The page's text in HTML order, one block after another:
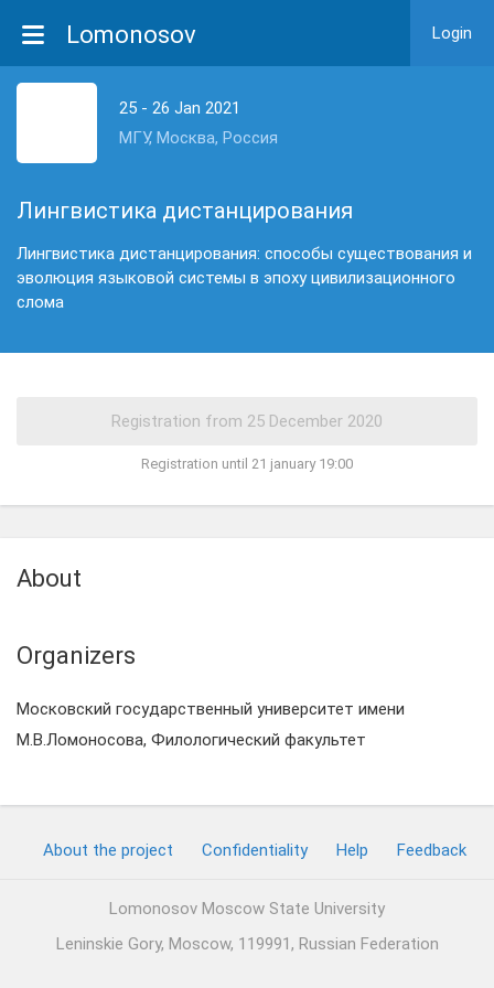
Lomonosov Login
25 - 26 Jan 2021
МГУ, Москва, Россия
Лингвистика дистанцирования
Лингвистика дистанцирования: способы существования и
эволюция языковой системы в эпоху цивилизационного
слома
Registration until 21 january 19:00
About
Organizers
Московский государственный университет имени
М.В.Ломоносова, Филологический факультет
About the project Confidentiality Help Feedback
Lomonosov Moscow State University
Leninskie Gory, Moscow, 119991, Russian Federation